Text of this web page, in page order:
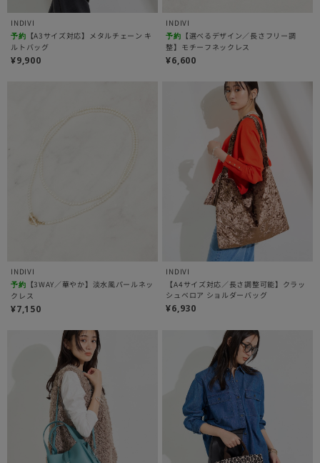
INDIVI
予約 【A3サイズ対応】メタルチェーン キ
ルトバッグ
¥9,900
INDIVI
予約 【選べるデザイン／長さフリー調
整】モチーフネックレス
¥6,600
INDIVI
予約 【3WAY／華やか】淡水風パールネッ
クレス
¥7,150
INDIVI
【A4サイズ対応／長さ調整可能】クラッ
シュベロア ショルダーバッグ
¥6,930